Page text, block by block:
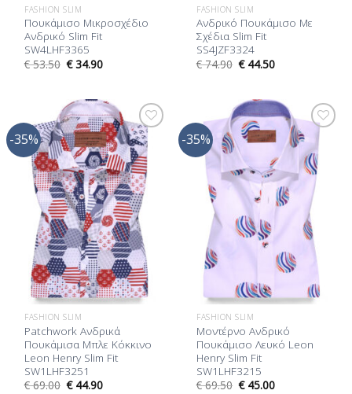
FASHION SLIM
Πουκάμισο Μικροσχέδιο
Ανδρικό Slim Fit
SW4LHF3365
€53.50 €34.90
FASHION SLIM
Ανδρικό Πουκάμισο Με
Σχέδια Slim Fit
SS4JZF3324
€74.90 €44.50
-35%
Προσθήκη
στη Λίστα
Επιθυμίας
FASHION SLIM
Patchwork Ανδρικά
Πουκάμισα Μπλε Κόκκινο
Leon Henry Slim Fit
SW1LHF3251
€69.00 €44.90
-35%
Προσθήκη
στη Λίστα
Επιθυμίας
FASHION SLIM
Μοντέρνο Ανδρικό
Πουκάμισο Λευκό Leon
Henry Slim Fit
SW1LHF3215
€69.50 €45.00